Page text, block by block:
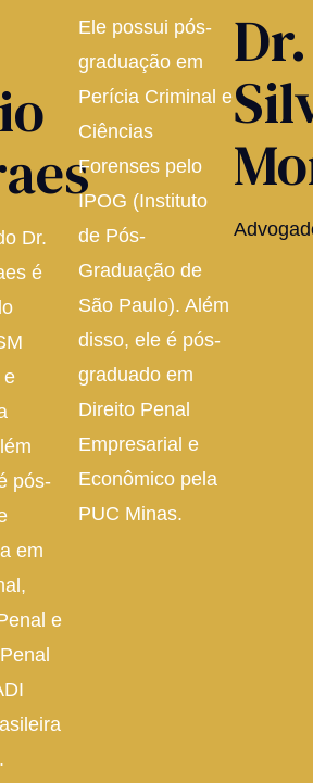
Dr.
é
e
pós-
em
e
Ele possui pós-
graduação em
Perícia Criminal e
Ciências
Forenses pelo
IPOG (Instituto
de Pós-
Graduação de
São Paulo). Além
disso, ele é pós-
graduado em
Direito Penal
Empresarial e
Econômico pela
PUC Minas.
Dr.